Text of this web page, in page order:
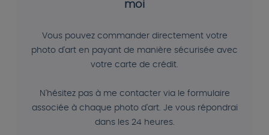
moi
Vous pouvez commander directement votre
photo d'art en payant de manière sécurisée avec
votre carte de crédit.
N'hésitez pas à me contacter via le formulaire
associée à chaque photo d'art. Je vous répondrai
dans les 24 heures.